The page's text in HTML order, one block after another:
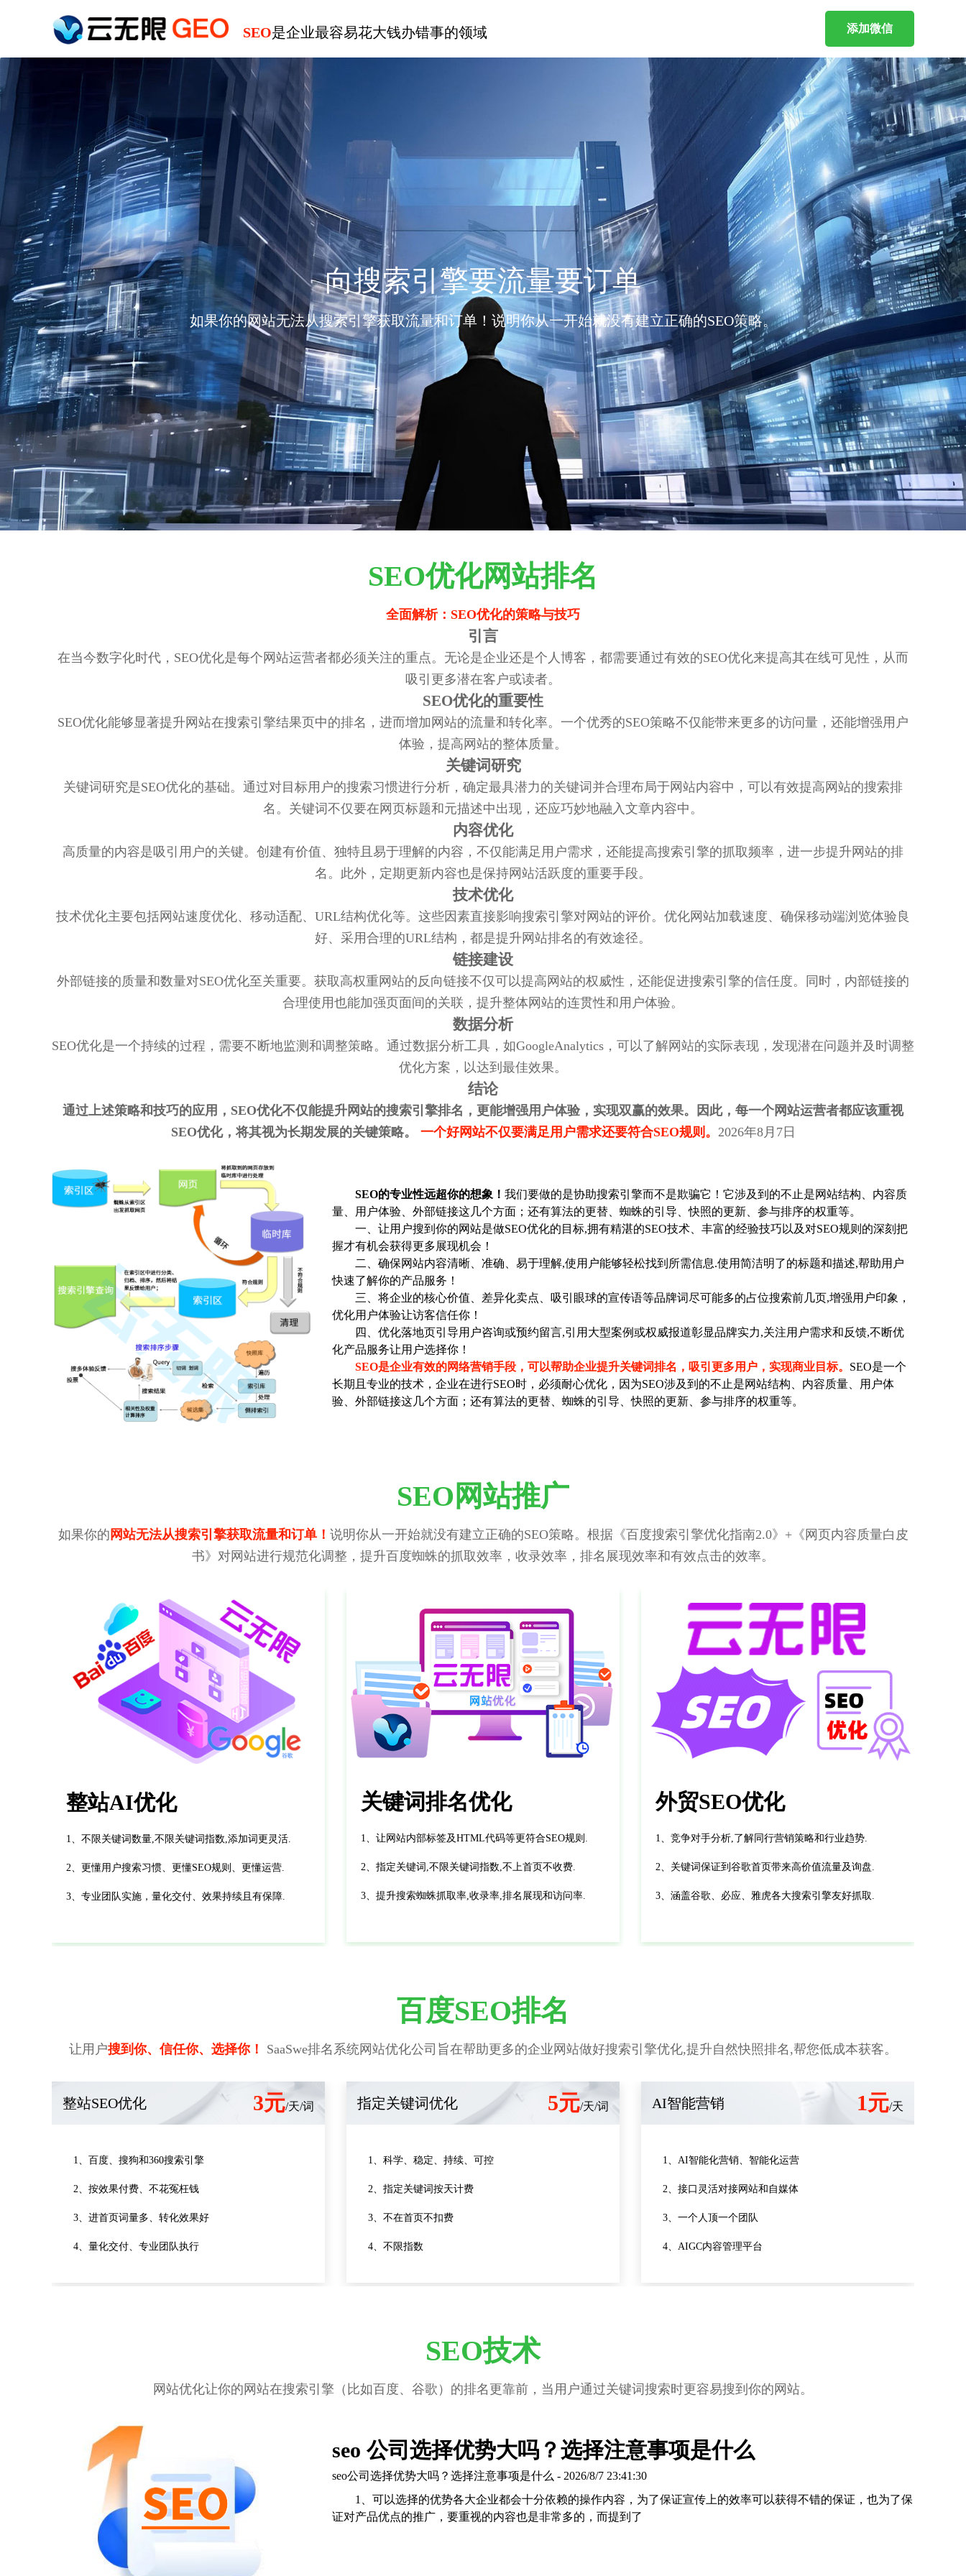
SEO是企业最容易花大钱办错事的领域 添加微信
向搜索引擎要流量要订单
如果你的网站无法从搜索引擎获取流量和订单！说明你从一开始就没有建立正确的SEO策略。
SEO优化网站排名
全面解析：SEO优化的策略与技巧
引言
在当今数字化时代，SEO优化是每个网站运营者都必须关注的重点。无论是企业还是个人博客，都需要通过有效的SEO优化来提高其在线可见性，从而
吸引更多潜在客户或读者。
SEO优化的重要性
SEO优化能够显著提升网站在搜索引擎结果页中的排名，进而增加网站的流量和转化率。一个优秀的SEO策略不仅能带来更多的访问量，还能增强用户
体验，提高网站的整体质量。
关键词研究
关键词研究是SEO优化的基础。通过对目标用户的搜索习惯进行分析，确定最具潜力的关键词并合理布局于网站内容中，可以有效提高网站的搜索排
名。关键词不仅要在网页标题和元描述中出现，还应巧妙地融入文章内容中。
内容优化
高质量的内容是吸引用户的关键。创建有价值、独特且易于理解的内容，不仅能满足用户需求，还能提高搜索引擎的抓取频率，进一步提升网站的排
名。此外，定期更新内容也是保持网站活跃度的重要手段。
技术优化
技术优化主要包括网站速度优化、移动适配、URL结构优化等。这些因素直接影响搜索引擎对网站的评价。优化网站加载速度、确保移动端浏览体验良
好、采用合理的URL结构，都是提升网站排名的有效途径。
链接建设
外部链接的质量和数量对SEO优化至关重要。获取高权重网站的反向链接不仅可以提高网站的权威性，还能促进搜索引擎的信任度。同时，内部链接的
合理使用也能加强页面间的关联，提升整体网站的连贯性和用户体验。
数据分析
SEO优化是一个持续的过程，需要不断地监测和调整策略。通过数据分析工具，如GoogleAnalytics，可以了解网站的实际表现，发现潜在问题并及时调整
优化方案，以达到最佳效果。
结论
通过上述策略和技巧的应用，SEO优化不仅能提升网站的搜索引擎排名，更能增强用户体验，实现双赢的效果。因此，每一个网站运营者都应该重视
SEO优化，将其视为长期发展的关键策略。
一个好网站不仅要满足用户需求还要符合SEO规则。 2026年8月7日
SEO的专业性远超你的想象！ 我们要做的是协助搜索引擎而不是欺骗它！它涉及到的不止是网站结构、内容质
量、用户体验、外部链接这几个方面；还有算法的更替、蜘蛛的引导、快照的更新、参与排序的权重等。
一、让用户搜到你的网站是做SEO优化的目标,拥有精湛的SEO技术、丰富的经验技巧以及对SEO规则的深刻把
握才有机会获得更多展现机会！
二、确保网站内容清晰、准确、易于理解,使用户能够轻松找到所需信息.使用简洁明了的标题和描述,帮助用户
快速了解你的产品服务！
三、将企业的核心价值、差异化卖点、吸引眼球的宣传语等品牌词尽可能多的占位搜索前几页,增强用户印象，
优化用户体验让访客信任你！
四、优化落地页引导用户咨询或预约留言,引用大型案例或权威报道彰显品牌实力,关注用户需求和反馈,不断优
化产品服务让用户选择你！
SEO是企业有效的网络营销手段，可以帮助企业提升关键词排名，吸引更多用户，实现商业目标。 SEO是一个
长期且专业的技术，企业在进行SEO时，必须耐心优化，因为SEO涉及到的不止是网站结构、内容质量、用户体
验、外部链接这几个方面；还有算法的更替、蜘蛛的引导、快照的更新、参与排序的权重等。
SEO网站推广
如果你的 网站无法从搜索引擎获取流量和订单！ 说明你从一开始就没有建立正确的SEO策略。根据《百度搜索引擎优化指南2.0》+《网页内容质量白皮
书》对网站进行规范化调整，提升百度蜘蛛的抓取效率，收录效率，排名展现效率和有效点击的效率。
整站AI优化
1、不限关键词数量,不限关键词指数,添加词更灵活.
2、更懂用户搜索习惯、更懂SEO规则、更懂运营.
3、专业团队实施，量化交付、效果持续且有保障.
关键词排名优化
1、让网站内部标签及HTML代码等更符合SEO规则.
2、指定关键词,不限关键词指数,不上首页不收费.
3、提升搜索蜘蛛抓取率,收录率,排名展现和访问率.
外贸SEO优化
1、竞争对手分析,了解同行营销策略和行业趋势.
2、关键词保证到谷歌首页带来高价值流量及询盘.
3、涵盖谷歌、必应、雅虎各大搜索引擎友好抓取.
百度SEO排名
让用户搜到你、信任你、选择你！ SaaSwe排名系统网站优化公司旨在帮助更多的企业网站做好搜索引擎优化,提升自然快照排名,帮您低成本获客。
整站SEO优化 3元/天/词
1、百度、搜狗和360搜索引擎
2、按效果付费、不花冤枉钱
3、进首页词量多、转化效果好
4、量化交付、专业团队执行
指定关键词优化 5元/天/词
1、科学、稳定、持续、可控
2、指定关键词按天计费
3、不在首页不扣费
4、不限指数
AI智能营销 1元/天
1、AI智能化营销、智能化运营
2、接口灵活对接网站和自媒体
3、一个人顶一个团队
4、AIGC内容管理平台
SEO技术
网站优化让你的网站在搜索引擎（比如百度、谷歌）的排名更靠前，当用户通过关键词搜索时更容易搜到你的网站。
seo 公司选择优势大吗？选择注意事项是什么
seo公司选择优势大吗？选择注意事项是什么 - 2026/8/7 23:41:30
1、可以选择的优势各大企业都会十分依赖的操作内容，为了保证宣传上的效率可以获得不错的保证，也为了保
证对产品优点的推广，要重视的内容也是非常多的，而提到了